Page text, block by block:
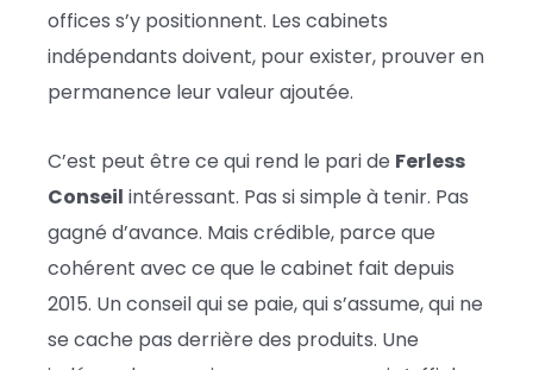
offices s’y positionnent. Les cabinets
indépendants doivent, pour exister, prouver en
permanence leur valeur ajoutée.
C’est peut être ce qui rend le pari de Ferless
Conseil intéressant. Pas si simple à tenir. Pas
gagné d’avance. Mais crédible, parce que
cohérent avec ce que le cabinet fait depuis
2015. Un conseil qui se paie, qui s’assume, qui ne
se cache pas derrière des produits. Une